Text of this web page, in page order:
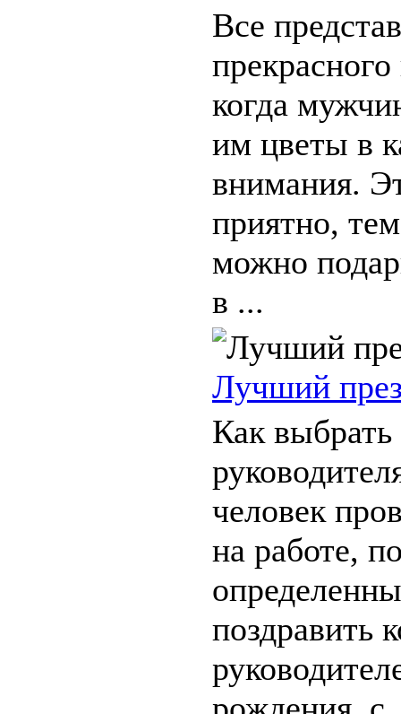
Все
когда
им цветы в
внимания.
приятно,
можно
в ...
Лучший
Как
человек
на работе,
поздравить